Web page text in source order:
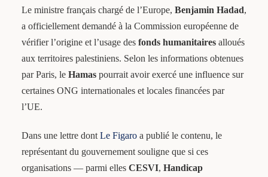
Le ministre français chargé de l’Europe, Benjamin Hadad,
a officiellement demandé à la Commission européenne de
vérifier l’origine et l’usage des fonds humanitairesalloués
aux territoires palestiniens. Selon les informations obtenues
par Paris, le Hamaspourrait avoir exercé une influence sur
certaines ONG internationales et locales financées par
l’UE.
Dans une lettre dont Le Figaroa publié le contenu, le
représentant du gouvernement souligne que si ces
organisations — parmi elles CESVI, Handicap